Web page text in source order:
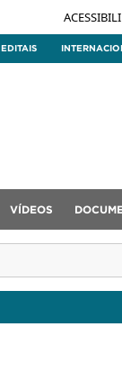
EDITAIS
VÍDEOS